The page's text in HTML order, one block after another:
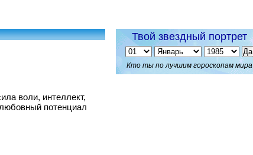
воли, интеллект,
потенциал
Твой звездный портрет
Кто ты по лучшим гороскопам мира